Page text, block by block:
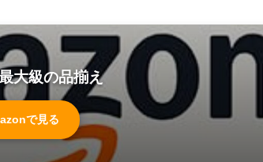
大級の品揃え
で見る